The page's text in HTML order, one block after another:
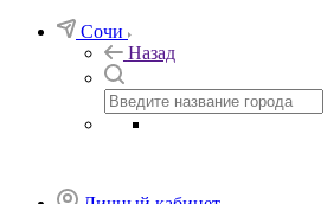
Сочи
Назад